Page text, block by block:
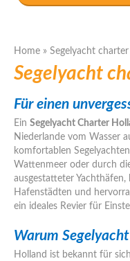
Home » Segelyacht
Segelyacht
Für einen
Ein Segelyacht Charter
Niederlande vom Wasser
komfortablen
Wattenmeer oder durch
ausgestatteter
Hafenstädten und
ein ideales Revier für
Warum
Holland ist bekannt für